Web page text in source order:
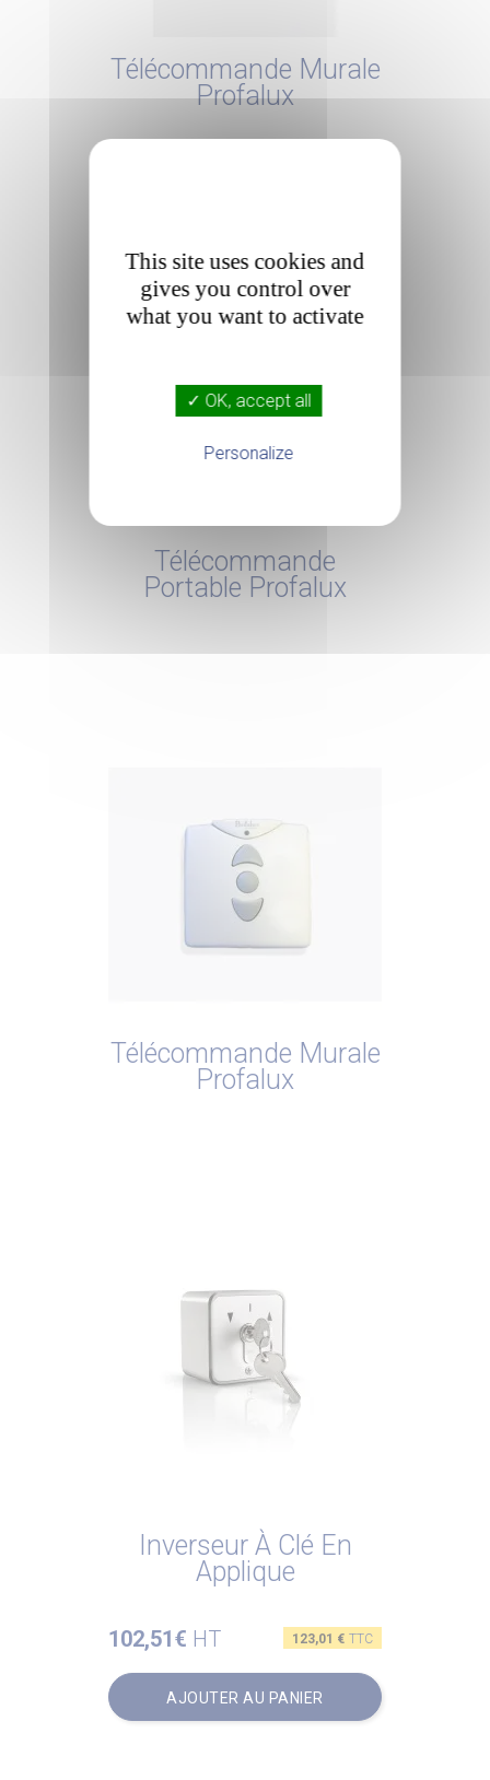
Télécommande Murale
Profalux
Télécommande
Portable Profalux
Télécommande Murale
Profalux
Inverseur À Clé En
Applique
102,51€ HT Prix
123,01 € TTC
AJOUTER AU PANIER
This site uses cookies and
gives you control over
what you want to activate
✓ OK, accept all
Personalize